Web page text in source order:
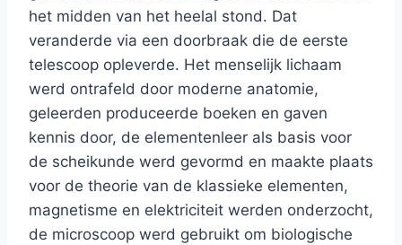
het midden van het heelal stond. Dat
veranderde via een doorbraak die de eerste
telescoop opleverde. Het menselijk lichaam
werd ontrafeld door moderne anatomie,
geleerden produceerde boeken en gaven
kennis door, de elementenleer als basis voor
de scheikunde werd gevormd en maakte plaats
voor de theorie van de klassieke elementen,
magnetisme en elektriciteit werden onderzocht,
de microscoop werd gebruikt om biologische